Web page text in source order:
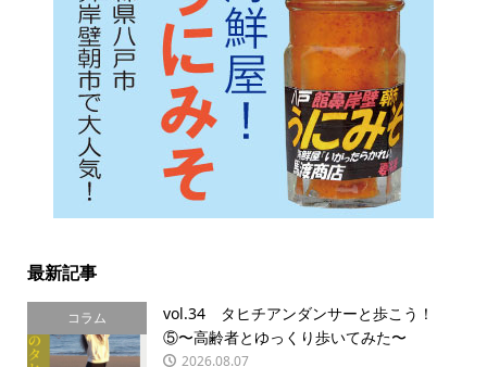
最新記事
コラム
vol.34 タヒチアンダンサーと歩こう！
⑤〜高齢者とゆっくり歩いてみた〜
2026.08.07